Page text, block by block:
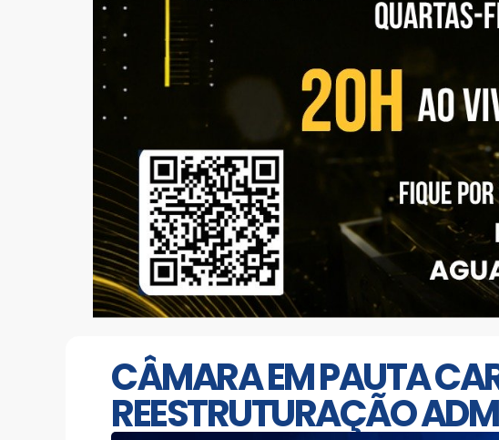
CÂMARA EM PAUTA
REESTRUTURAÇÃO